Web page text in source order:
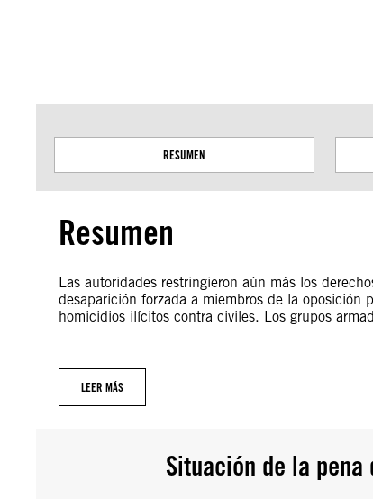
RESUMEN
Resumen
Las autoridades restringieron aún más los
desaparición forzada a miembros de la oposición
homicidios ilícitos contra civiles. Los grupos
LEER MÁS
Situación de la pena